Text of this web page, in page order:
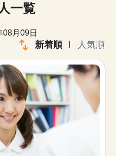
一覧
月09日
新着順 人気順
中国・四国